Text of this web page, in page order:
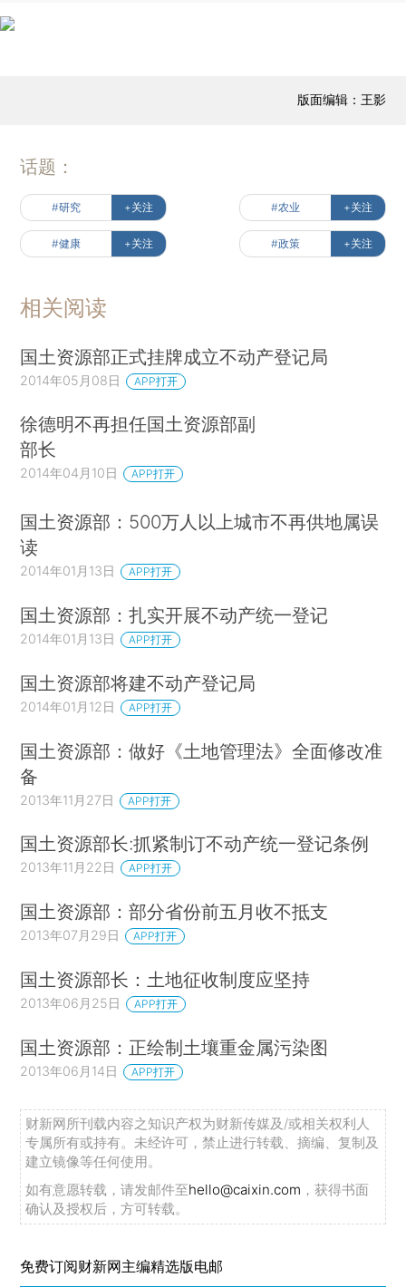
版面编辑：王影
话题：
#研究 +关注 #农业 +关注
#健康 +关注 #政策 +关注
相关阅读
国土资源部正式挂牌成立不动产登记局
2014年05月08日 APP打开
徐德明不再担任国土资源部副
部长
2014年04月10日 APP打开
国土资源部：500万人以上城市不再供地属误
读
2014年01月13日 APP打开
国土资源部：扎实开展不动产统一登记
2014年01月13日 APP打开
国土资源部将建不动产登记局
2014年01月12日 APP打开
国土资源部：做好《土地管理法》全面修改准
备
2013年11月27日 APP打开
国土资源部长:抓紧制订不动产统一登记条例
2013年11月22日 APP打开
国土资源部：部分省份前五月收不抵支
2013年07月29日 APP打开
国土资源部长：土地征收制度应坚持
2013年06月25日 APP打开
国土资源部：正绘制土壤重金属污染图
2013年06月14日 APP打开
财新网所刊载内容之知识产权为财新传媒及/或相关权利人
专属所有或持有。未经许可，禁止进行转载、摘编、复制及
建立镜像等任何使用。
如有意愿转载，请发邮件至hello@caixin.com ，获得书面
确认及授权后，方可转载。
免费订阅财新网主编精选版电邮